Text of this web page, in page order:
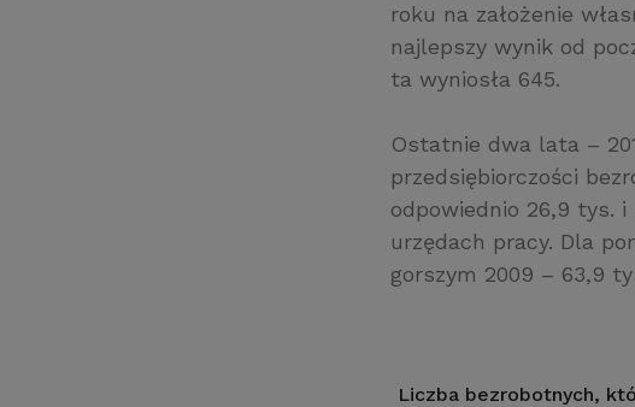
roku na założenie
najlepszy wynik od
ta wyniosła 645.
Ostatnie dwa lata –
przedsiębiorczości
odpowiednio 26,9 tys.
urzędach pracy. Dla
gorszym 2009 – 63,9
Liczba bezrobotnych,